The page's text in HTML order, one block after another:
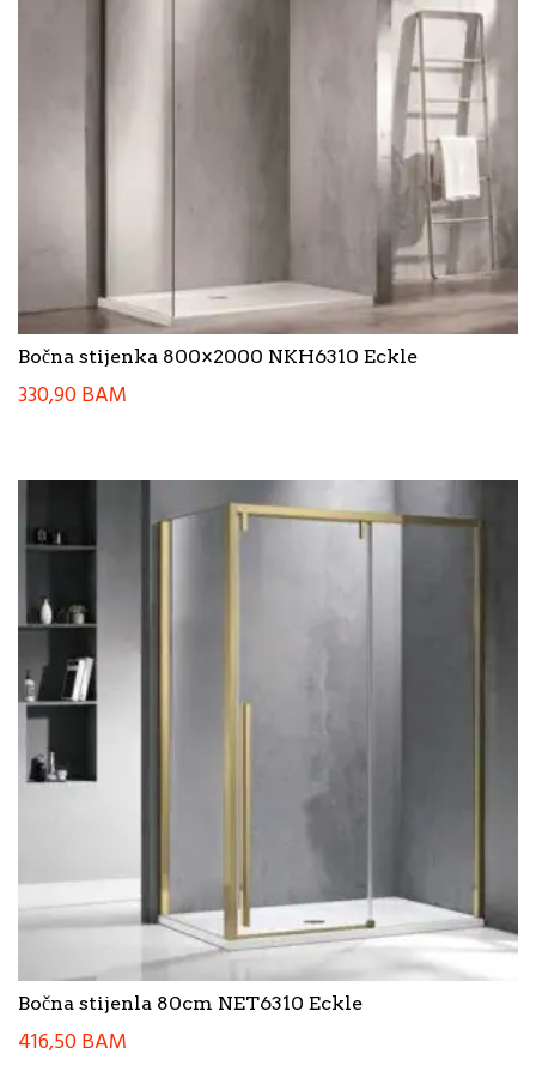
Bočna stijenka 800×2000 NKH6310 Eckle
330,90BAM
Bočna stijenla 80cm NET6310 Eckle
416,50BAM